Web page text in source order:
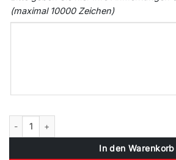
(maximal 10000 Zeichen)
Festverglasung einflügeliges Fenster |
In den Warenkorb